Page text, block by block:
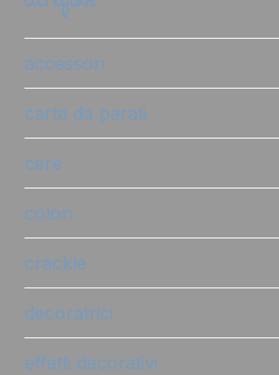
accessori
carta da parati
cere
colori
crackle
decoratrici
effetti decorativi